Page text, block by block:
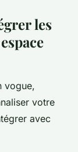
les
vogue,
votre
avec